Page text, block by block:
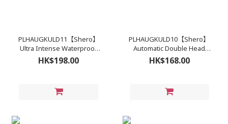
PLHAUGKULD11【Shero】
Ultra Intense Waterproof
Eyeliner眼線筆(Color: Black
01/ Brown 02) $198【買一
HK$198.00
PLHAUGKULD10【Shero】
Automatic Double Head
Eyebrow Pencil (1.8g)眉筆
(Color: 01 Light Brown/02
HK$168.00